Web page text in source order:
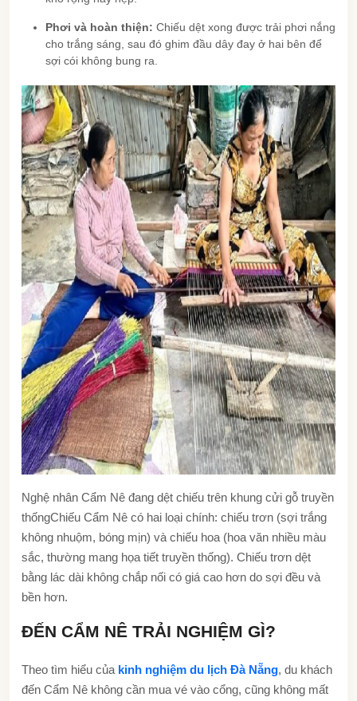
Phơi và hoàn thiện: Chiếu dệt xong được trải phơi nắng
cho trắng sáng, sau đó ghim đầu dây đay ở hai bên để
sợi cói không bung ra.
Nghệ nhân Cẩm Nê đang dệt chiếu trên khung cửi gỗ truyền
thốngChiếu Cẩm Nê có hai loại chính: chiếu trơn (sợi trắng
không nhuộm, bóng mịn) và chiếu hoa (hoa văn nhiều màu
sắc, thường mang họa tiết truyền thống). Chiếu trơn dệt
bằng lác dài không chắp nối có giá cao hơn do sợi đều và
bền hơn.
ĐẾN CẨM NÊ TRẢI NGHIỆM GÌ?
Theo tìm hiểu của kinh nghiệm du lịch Đà Nẵng, du khách
đến Cẩm Nê không cần mua vé vào cổng, cũng không mất